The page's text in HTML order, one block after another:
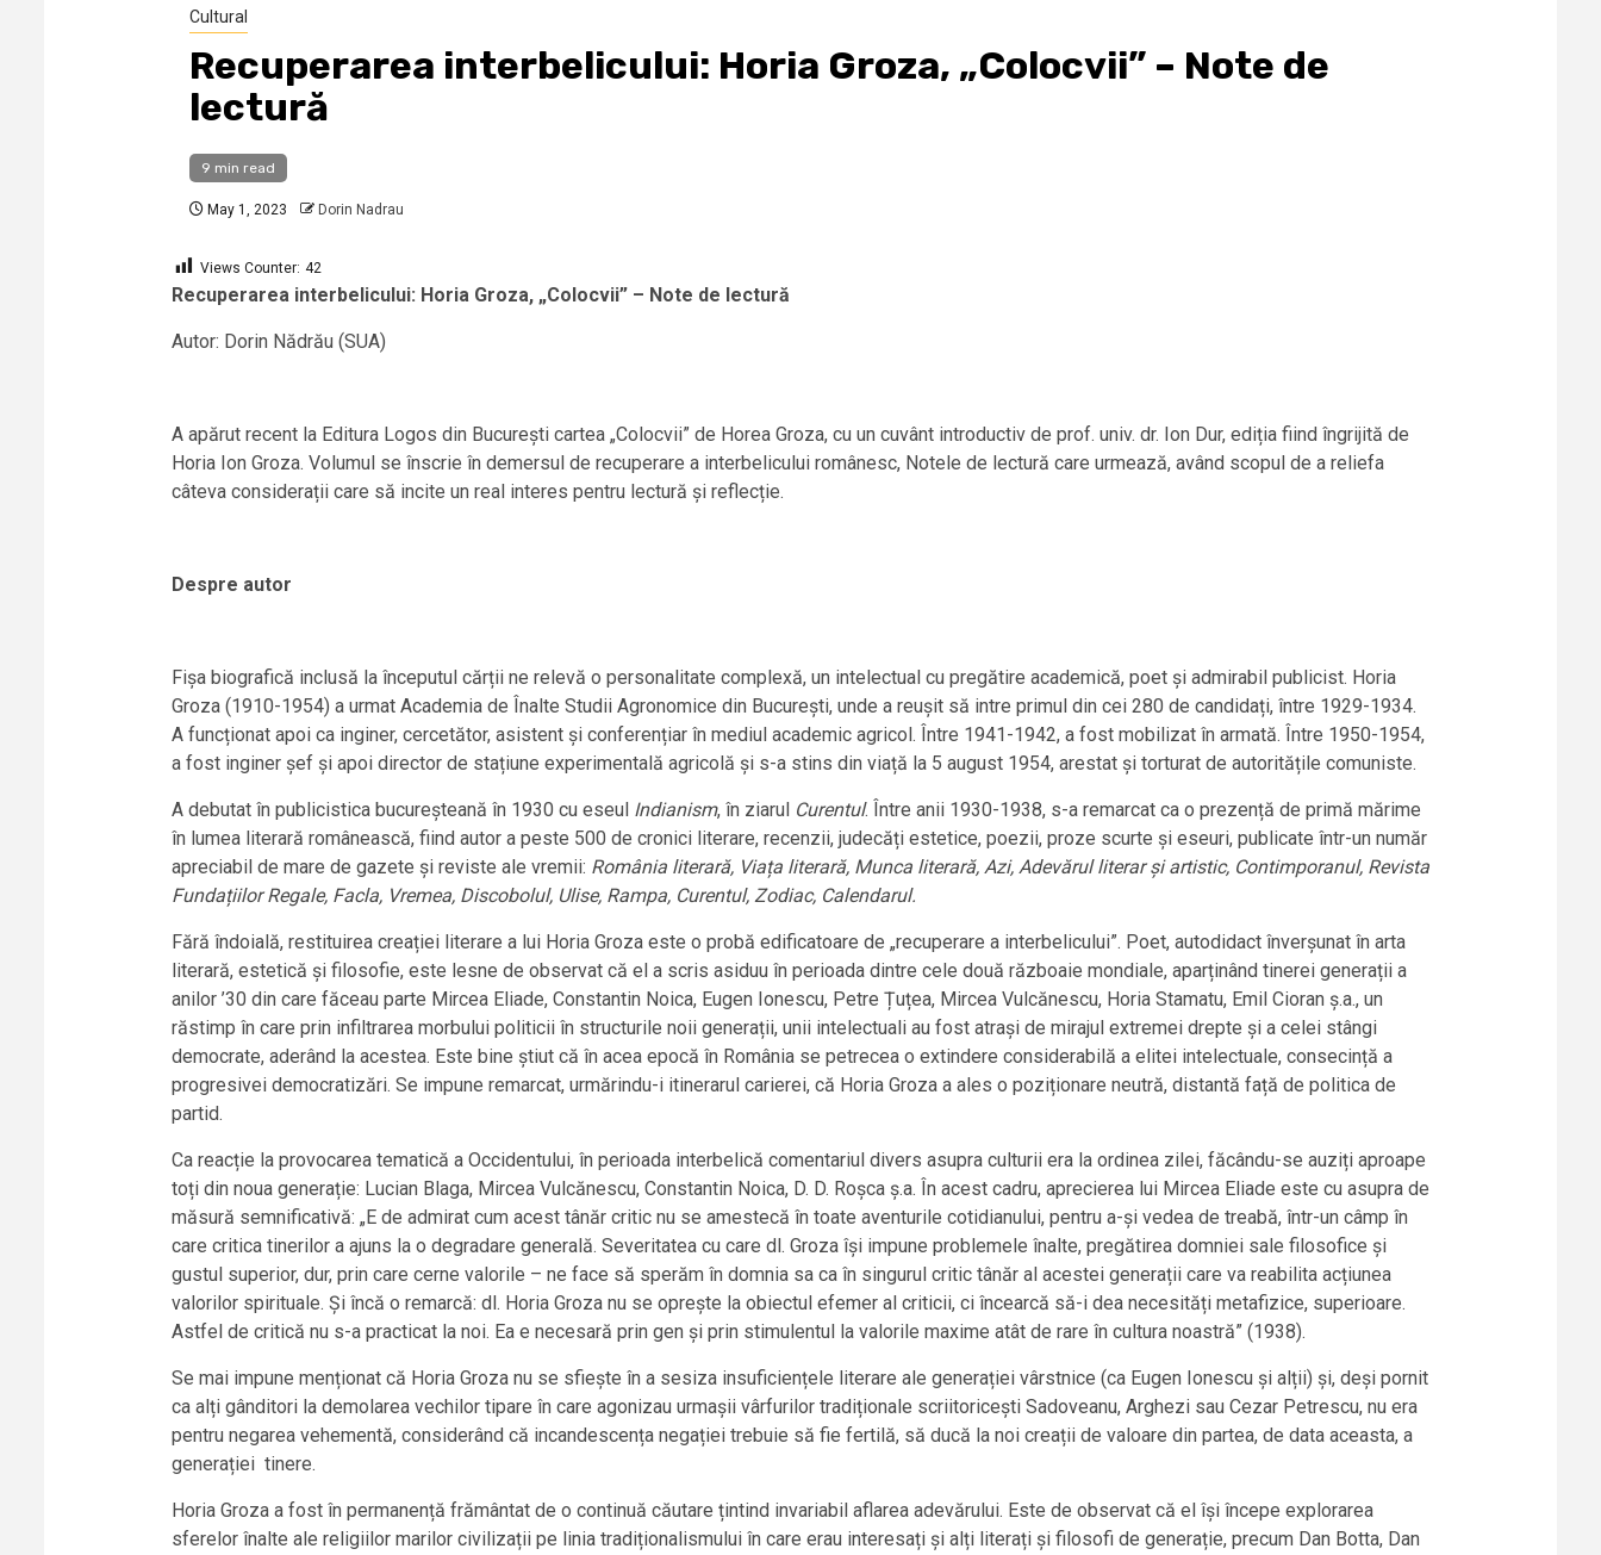
Cultural
Recuperarea interbelicului: Horia Groza, „Colocvii” – Note de
lectură
9 min read
May 1, 2023 Dorin Nadrau
Views Counter: 42
Recuperarea interbelicului: Horia Groza, „Colocvii” – Note de lectură
Autor: Dorin Nădrău (SUA)
A apărut recent la Editura Logos din București cartea „Colocvii” de Horea Groza, cu un cuvânt introductiv de prof. univ. dr. Ion Dur, ediția fiind îngrijită de
Horia Ion Groza. Volumul se înscrie în demersul de recuperare a interbelicului românesc, Notele de lectură care urmează, având scopul de a reliefa
câteva considerații care să incite un real interes pentru lectură și reflecție.
Despre autor
Fișa biografică inclusă la începutul cărții ne relevă o personalitate complexă, un intelectual cu pregătire academică, poet și admirabil publicist. Horia
Groza (1910-1954) a urmat Academia de Înalte Studii Agronomice din București, unde a reușit să intre primul din cei 280 de candidați, între 1929-1934.
A funcționat apoi ca inginer, cercetător, asistent și conferențiar în mediul academic agricol. Între 1941-1942, a fost mobilizat în armată. Între 1950-1954,
a fost inginer șef și apoi director de stațiune experimentală agricolă și s-a stins din viață la 5 august 1954, arestat și torturat de autoritățile comuniste.
A debutat în publicistica bucureșteană în 1930 cu eseul Indianism, în ziarul Curentul. Între anii 1930-1938, s-a remarcat ca o prezență de primă mărime
în lumea literară românească, fiind autor a peste 500 de cronici literare, recenzii, judecăți estetice, poezii, proze scurte și eseuri, publicate într-un număr
apreciabil de mare de gazete și reviste ale vremii: România literară, Viața literară, Munca literară, Azi, Adevărul literar și artistic, Contimporanul, Revista
Fundațiilor Regale, Facla, Vremea, Discobolul, Ulise, Rampa, Curentul, Zodiac, Calendarul.
Fără îndoială, restituirea creației literare a lui Horia Groza este o probă edificatoare de „recuperare a interbelicului”. Poet, autodidact înverșunat în arta
literară, estetică și filosofie, este lesne de observat că el a scris asiduu în perioada dintre cele două războaie mondiale, aparținând tinerei generații a
anilor ’30 din care făceau parte Mircea Eliade, Constantin Noica, Eugen Ionescu, Petre Țuțea, Mircea Vulcănescu, Horia Stamatu, Emil Cioran ș.a., un
răstimp în care prin infiltrarea morbului politicii în structurile noii generații, unii intelectuali au fost atrași de mirajul extremei drepte și a celei stângi
democrate, aderând la acestea. Este bine știut că în acea epocă în România se petrecea o extindere considerabilă a elitei intelectuale, consecință a
progresivei democratizări. Se impune remarcat, urmărindu-i itinerarul carierei, că Horia Groza a ales o poziționare neutră, distantă față de politica de
partid.
Ca reacție la provocarea tematică a Occidentului, în perioada interbelică comentariul divers asupra culturii era la ordinea zilei, făcându-se auziți aproape
toți din noua generație: Lucian Blaga, Mircea Vulcănescu, Constantin Noica, D. D. Roșca ș.a. În acest cadru, aprecierea lui Mircea Eliade este cu asupra de
măsură semnificativă: „E de admirat cum acest tânăr critic nu se amestecă în toate aventurile cotidianului, pentru a-și vedea de treabă, într-un câmp în
care critica tinerilor a ajuns la o degradare generală. Severitatea cu care dl. Groza își impune problemele înalte, pregătirea domniei sale filosofice și
gustul superior, dur, prin care cerne valorile – ne face să sperăm în domnia sa ca în singurul critic tânăr al acestei generații care va reabilita acțiunea
valorilor spirituale. Și încă o remarcă: dl. Horia Groza nu se oprește la obiectul efemer al criticii, ci încearcă să-i dea necesități metafizice, superioare.
Astfel de critică nu s-a practicat la noi. Ea e necesară prin gen și prin stimulentul la valorile maxime atât de rare în cultura noastră” (1938).
Se mai impune menționat că Horia Groza nu se sfiește în a sesiza insuficiențele literare ale generației vârstnice (ca Eugen Ionescu și alții) și, deși pornit
ca alți gânditori la demolarea vechilor tipare în care agonizau urmașii vârfurilor tradiționale scriitoricești Sadoveanu, Arghezi sau Cezar Petrescu, nu era
pentru negarea vehementă, considerând că incandescența negației trebuie să fie fertilă, să ducă la noi creații de valoare din partea, de data aceasta, a
generației tinere.
Horia Groza a fost în permanență frământat de o continuă căutare țintind invariabil aflarea adevărului. Este de observat că el își începe explorarea
sferelor înalte ale religiilor marilor civilizații pe linia tradiționalismului în care erau interesați și alți literați și filosofi de generație, precum Dan Botta, Dan